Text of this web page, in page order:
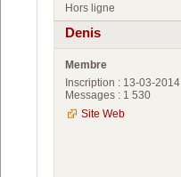
Hors ligne
Denis
Membre
Inscription : 13-03-2014
Messages : 1 530
Site Web